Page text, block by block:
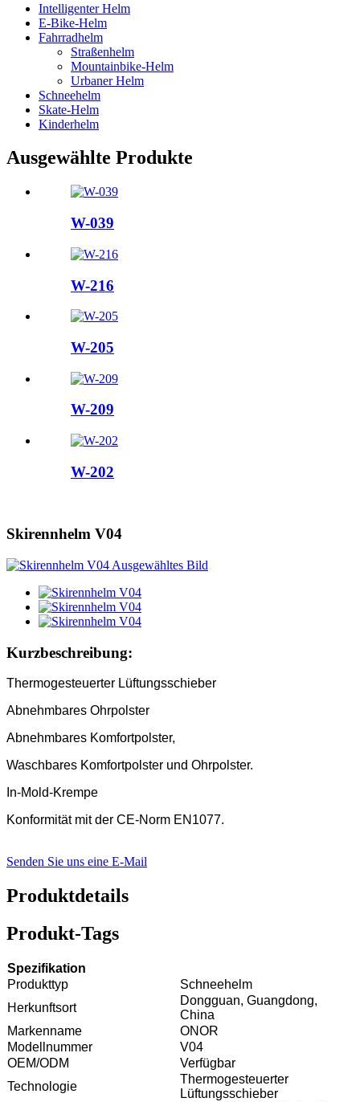
Intelligenter Helm
E-Bike-Helm
Fahrradhelm
Straßenhelm
Mountainbike-Helm
Urbaner Helm
Schneehelm
Skate-Helm
Kinderhelm
Ausgewählte Produkte
W-039
W-216
W-205
W-209
W-202
Skirennhelm V04
Kurzbeschreibung:
Thermogesteuerter Lüftungsschieber
Abnehmbares Ohrpolster
Abnehmbares Komfortpolster,
Waschbares Komfortpolster und Ohrpolster.
In-Mold-Krempe
Konformität mit der CE-Norm EN1077.
Senden Sie uns eine E-Mail
Produktdetails
Produkt-Tags
Spezifikation
Produkttyp
Schneehelm
Herkunftsort
Dongguan, Guangdong,
China
Markenname
ONOR
Modellnummer
V04
OEM/ODM
Verfügbar
Technologie
Thermogesteuerter
Lüftungsschieber